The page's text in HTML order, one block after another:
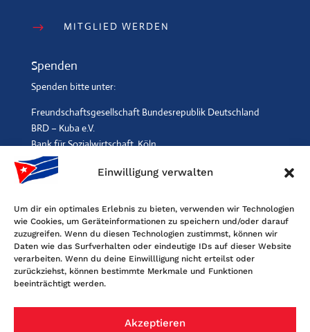
Einwilligung verwalten
Um dir ein optimales Erlebnis zu bieten, verwenden wir Technologien
wie Cookies, um Geräteinformationen zu speichern und/oder darauf
zuzugreifen. Wenn du diesen Technologien zustimmst, können wir
Daten wie das Surfverhalten oder eindeutige IDs auf dieser Website
verarbeiten. Wenn du deine Einwillligung nicht erteilst oder
zurückziehst, können bestimmte Merkmale und Funktionen
beeinträchtigt werden.
Akzeptieren
$ MITGLIED WERDEN
Spenden
Spenden bitte unter:
Freundschaftsgesellschaft Bundesrepublik Deutschland
BRD – Kuba e.V.
Bank für Sozialwirtschaft, Köln
IBAN: DE96 3702 0500 0001 2369 00, BIC: BFSWDE33XXX
Kontakt
Freundschaftsgesellschaft BRD-Kuba
Maybachstr. 159, 50670 Köln
E-Mail: info@fgbrdkuba.de